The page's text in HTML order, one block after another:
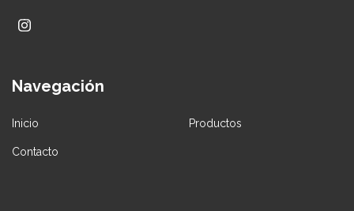
Navegación
Inicio Productos
Contacto